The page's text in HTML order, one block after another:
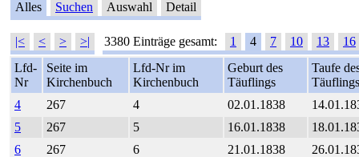
Alles Suchen Auswahl Detail
|< < > >| 3380 Einträge gesamt: 1 4 7 10 13
16
Lfd-
Nr
Seite im
Kirchenbuch
Lfd-Nr im
Kirchenbuch
Geburt des
Täuflings
Taufe
Täuflings
4
267 4 02.01.1838
5
267 5 16.01.1838
6
267 6 21.01.1838